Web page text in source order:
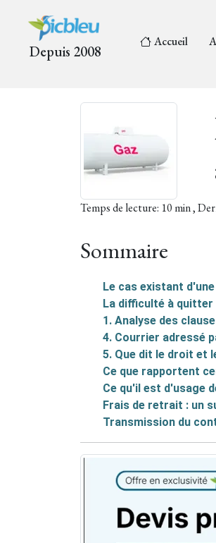
Depuis 2008
Accueil
Temps de lecture: 10 min ,
Sommaire
Le cas existant
La difficulté à
1. Analyse des
4. Courrier adressé
5. Que dit le droit et
Ce que rapportent
Ce qu'il est d'usage
Frais de retrait : un
Transmission du